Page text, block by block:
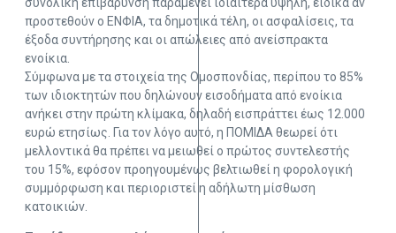
προστεθούν ο ΕΝΦΙΑ, τα δημοτικά τέλη, οι ασφαλίσεις, τα
έξοδα συντήρησης και οι απώλειες από ανείσπρακτα
ενοίκια.
Σύμφωνα με τα στοιχεία της Ομοσπονδίας, περίπου το 85%
των ιδιοκτητών που δηλώνουν εισοδήματα από ενοίκια
ανήκει στην πρώτη κλίμακα, δηλαδή εισπράττει έως 12.000
ευρώ ετησίως. Για τον λόγο αυτό, η ΠΟΜΙΔΑ θεωρεί ότι
μελλοντικά θα πρέπει να μειωθεί ο πρώτος συντελεστής
του 15%, εφόσον προηγουμένως βελτιωθεί η φορολογική
συμμόρφωση και περιοριστεί η αδήλωτη μίσθωση
κατοικιών.